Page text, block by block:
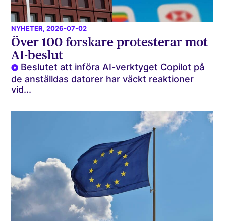
NYHETER, 2026-07-02
Över 100 forskare protesterar mot
AI-beslut
Beslutet att införa AI-verktyget Copilot på
de anställdas datorer har väckt reaktioner
vid...